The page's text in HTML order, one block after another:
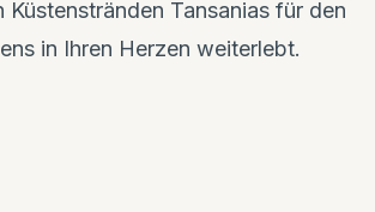
Küstenstränden Tansanias für den
in Ihren Herzen weiterlebt.